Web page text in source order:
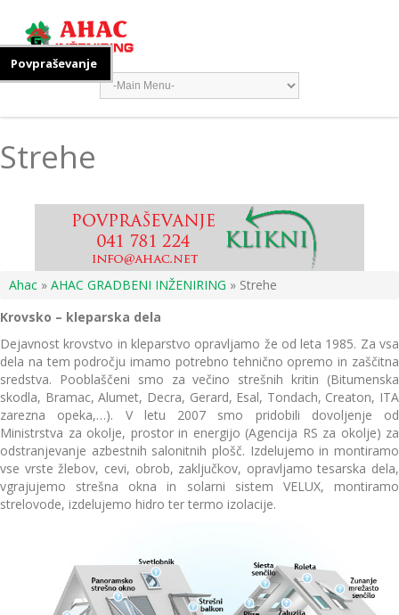
Strehe
Ahac » AHAC GRADBENI INŽENIRING » Strehe
Krovsko – kleparska dela
Dejavnost krovstvo in kleparstvo opravljamo že od leta 1985. Za vsa
dela na tem področju imamo potrebno tehnično opremo in zaščitna
sredstva. Pooblaščeni smo za večino strešnih kritin (Bitumenska
skodla, Bramac, Alumet, Decra, Gerard, Esal, Tondach, Creaton, ITA
zarezna opeka,…). V letu 2007 smo pridobili dovoljenje od
Ministrstva za okolje, prostor in energijo (Agencija RS za okolje) za
odstranjevanje azbestnih salonitnih plošč. Izdelujemo in montiramo
vse vrste žlebov, cevi, obrob, zaključkov, opravljamo tesarska dela,
vgrajujemo strešna okna in solarni sistem VELUX, montiramo
strelovode, izdelujemo hidro ter termo izolacije.
Povpraševanje